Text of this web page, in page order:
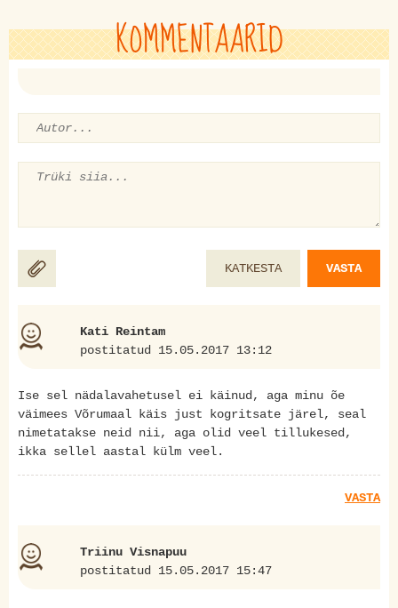
KOMMENTAARID
KATKESTA VASTA
Kati Reintam
postitatud 15.05.2017 13:12
Ise sel nädalavahetusel ei käinud, aga minu õe
väimees Võrumaal käis just kogritsate järel, seal
nimetatakse neid nii, aga olid veel tillukesed,
ikka sellel aastal külm veel.
VASTA
Triinu Visnapuu
postitatud 15.05.2017 15:47